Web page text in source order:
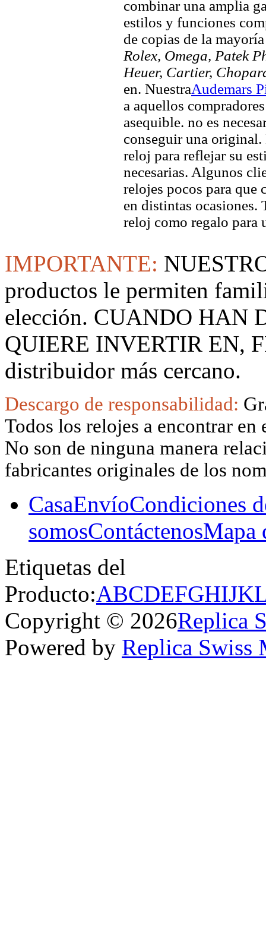
combinar una amplia
estilos y funciones
de copias de la
Rolex, Omega, Patek
Heuer, Cartier,
en. NuestraAudemars
a aquellos
asequible. no es
conseguir una
reloj para reflejar su
necesarias. Algunos
relojes pocos para que
en distintas ocasiones.
reloj como regalo para
IMPORTANTE:
productos le permiten
elección. CUANDO HAN
QUIERE INVERTIR EN,
distribuidor más cercano.
Descargo de responsabilidad:
Todos los relojes a encontrar
No son de ninguna manera
fabricantes originales de los
CasaEnvíoCondiciones
somosContáctenosMapa
Etiquetas del
Producto:ABCDEFGHIJK
Copyright © 2026Replica
Powered by Replica Swiss